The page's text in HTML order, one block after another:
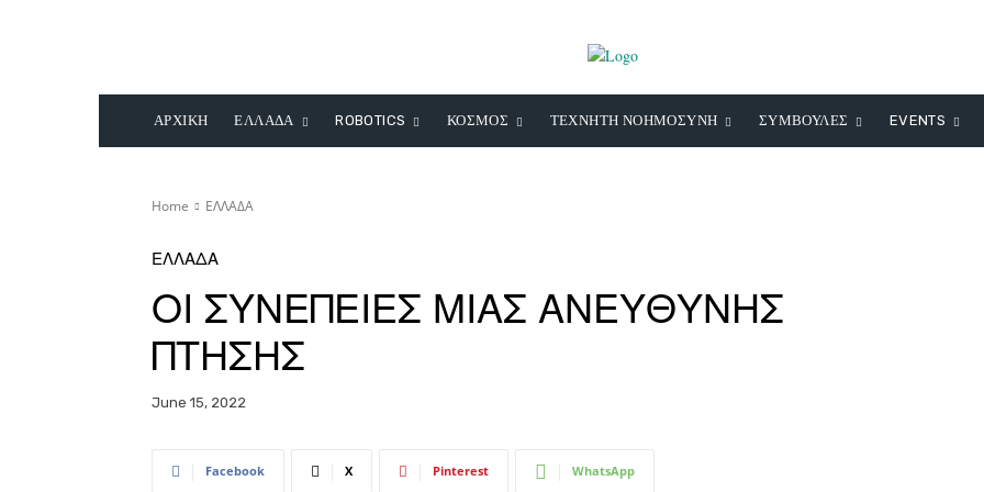
ΑΡΧΙΚΗ ΕΛΛΑΔΑ ROBOTICS ΚΟΣΜΟΣ ΤΕΧΝΗΤΗ ΝΟΗΜΟΣΥΝΗ ΣΥΜΒΟΥΛΕΣ EVENTS
Home ΕΛΛΑΔΑ
ΕΛΛΑΔΑ
ΟΙ ΣΥΝΕΠΕΙΕΣ ΜΙΑΣ ΑΝΕΥΘΥΝΗΣ
ΠΤΗΣΗΣ
June 15, 2022
Facebook X Pinterest WhatsApp